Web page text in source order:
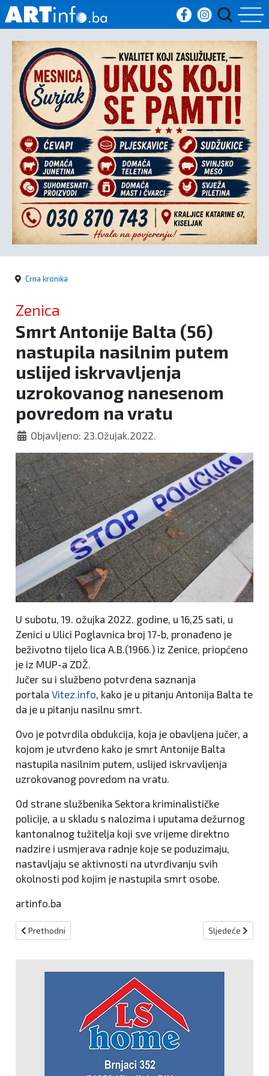
Početna
Vijesti
Sport
Kultura
Crna
kronika
Politika
Crna kronika
Zenica
Smrt Antonije Balta (56)
nastupila nasilnim putem
uslijed iskrvavljenja
uzrokovanog nanesenom
povredom na vratu
Objavljeno: 23.Ožujak.2022.
U subotu, 19. ožujka 2022. godine, u 16,25 sati, u
Zenici u Ulici Poglavnica broj 17-b, pronađeno je
beživotno tijelo lica A.B.(1966.) iz Zenice, priopćeno
je iz MUP-a ZDŽ.
Jučer su i službeno potvrđena saznanja
portala Vitez.info, kako je u pitanju Antonija Balta te
da je u pitanju nasilnu smrt.
Ovo je potvrdila obdukcija, koja je obavljena jučer, a
kojom je utvrđeno kako je smrt Antonije Balta
nastupila nasilnim putem, uslijed iskrvavljenja
uzrokovanog povredom na vratu.
Od strane službenika Sektora kriminalističke
policije, a u skladu s nalozima i uputama dežurnog
kantonalnog tužitelja koji sve vrijeme direktno
nadzire i usmjerava radnje koje se poduzimaju,
nastavljaju se aktivnosti na utvrđivanju svih
okolnosti pod kojim je nastupila smrt osobe.
artinfo.ba
Prethodni članak: Užas u Splitu: Muškarac u stanu upucan iz
Prethodni Sljedeći
Sljedeće